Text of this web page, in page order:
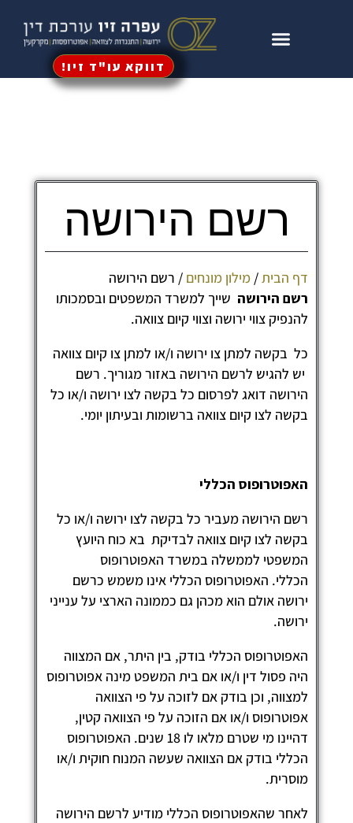
דווקא עו"ד זיו!
רשם הירושה
/מילון מונחים/ רשם הירושה
הירושה שייך למשרד המשפטים ובסמכותו
צווי ירושה וצווי קיום צוואה.
בקשה למתן צו ירושה ו/או למתן צו קיום צוואה
להגיש לרשם הירושה באזור מגוריך. רשם
דואג לפרסום כל בקשה לצו ירושה ו/או כל
לצו קיום צוואה ברשומות ובעיתון יומי.
הכללי
הירושה מעביר כל בקשה לצו ירושה ו/או כל
לצו קיום צוואה לבדיקת בא כוח היועץ
לממשלה במשרד האפוטרופוס
האפוטרופוס הכללי אינו משמש כרשם
אולם הוא מכהן גם כממונה הארצי על ענייני
הכללי בודק, בין היתר, אם המצווה
פסול דין ו/או אם בית המשפט מינה אפוטרופוס
וכן בודק אם לזוכה על פי הצוואה
ו/או אם הזוכה על פי הצוואה קטין,
דהיינו מי שטרם מלאו לו 18 שנים. האפוטרופוס
בודק אם הצוואה שעשה המנוח חוקית ו/או
שהאפוטרופוס הכללי מודיע לרשם הירושה